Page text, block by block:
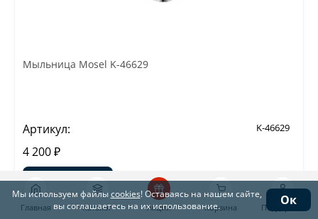
Мыльница Mosel K-46629
Артикул: K-46629
4 200 ₽
В корзину
Главная Каталог Акции Корзина Поддержка
Мы используем файлыcookies! Оставаясь на нашем сайте,
вы соглашаетесь на их использование.
Ок